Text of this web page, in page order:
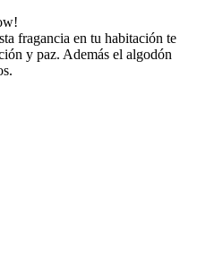
fragancia en tu habitación te
y paz. Además el algodón